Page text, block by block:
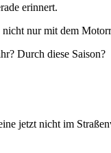
erinnert.
nur mit dem
Durch diese Saison?
jetzt nicht im